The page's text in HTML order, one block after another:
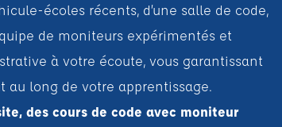
écoles récents, d’une salle de code,
de moniteurs expérimentés et
à votre écoute, vous garantissant
long de votre apprentissage.
des cours de code avec moniteur